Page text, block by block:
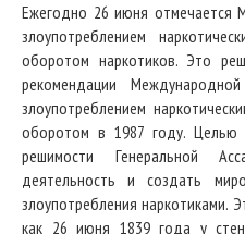
Ежегодно 26 июня
злоупотреблением
оборотом наркотиков. Это
рекомендации
злоупотреблением
оборотом в 1987 году.
решимости Генеральной
деятельность и создать
злоупотребления наркотиками.
как 26 июня 1839 года у